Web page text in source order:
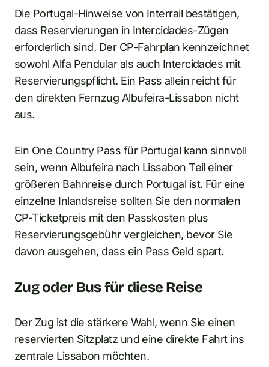
Die Portugal-Hinweise von Interrail bestätigen,
dass Reservierungen in Intercidades-Zügen
erforderlich sind. Der CP-Fahrplan kennzeichnet
sowohl Alfa Pendular als auch Intercidades mit
Reservierungspflicht. Ein Pass allein reicht für
den direkten Fernzug Albufeira-Lissabon nicht
aus.
Ein One Country Pass für Portugal kann sinnvoll
sein, wenn Albufeira nach Lissabon Teil einer
größeren Bahnreise durch Portugal ist. Für eine
einzelne Inlandsreise sollten Sie den normalen
CP-Ticketpreis mit den Passkosten plus
Reservierungsgebühr vergleichen, bevor Sie
davon ausgehen, dass ein Pass Geld spart.
Zug oder Bus für diese Reise
Der Zug ist die stärkere Wahl, wenn Sie einen
reservierten Sitzplatz und eine direkte Fahrt ins
zentrale Lissabon möchten.